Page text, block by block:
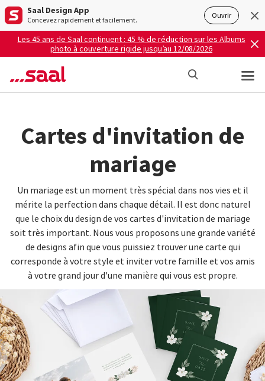
Saal Design App
Concevez rapidement et facilement. Ouvrir
Les 45 ans de Saal continuent : 45 % de réduction sur les Albums
photo à couverture rigide jusqu’au 12/08/2026
Cartes d'invitation de
mariage
Un mariage est un moment très spécial dans nos vies et il
mérite la perfection dans chaque détail. Il est donc naturel
que le choix du design de vos cartes d'invitation de mariage
soit très important. Nous vous proposons une grande variété
de designs afin que vous puissiez trouver une carte qui
corresponde à votre style et inviter votre famille et vos amis
à votre grand jour d'une manière qui vous est propre.